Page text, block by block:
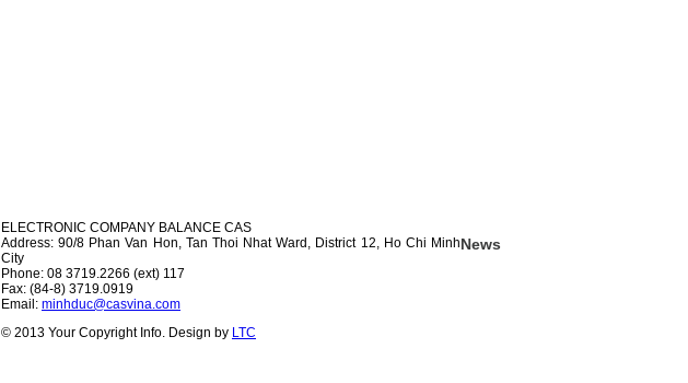
News
ELECTRONIC COMPANY BALANCE CAS
Address: 90/8 Phan Van Hon, Tan Thoi Nhat Ward, District 12, Ho Chi Minh
City
Phone: 08 3719.2266 (ext) 117
Fax: (84-8) 3719.0919
Email: minhduc@casvina.com
© 2013 Your Copyright Info. Design by LTC